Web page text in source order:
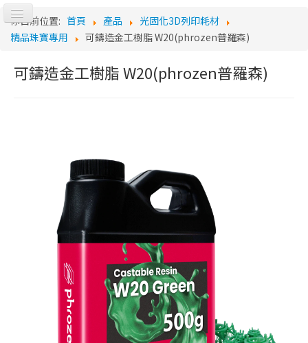
切
換
導
Logo
首頁
你目前位置: 首頁 產品
光固化3D列印耗材
精品珠寶專用
可鑄造金工樹脂 W20(phrozen普羅森)
可鑄造金工樹脂 W20(phrozen普羅森)